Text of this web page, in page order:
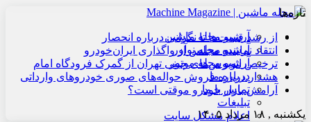
آرشیو مجله ماشین
آرشیو مجله نوآور
آرشیو مجله موتور
درباره ما
تماس با ما
تبلیغات
اعلام مشکل سایت
تازه‌ها
از رشد قیمت‌ها تا نگرانی درباره انحصار
انتقاد نماینده مجلس از واگذاری ایران‌خودرو
ترخیص اتوبوس‌های چینی تهران از گمرک فرودگاه امام
هشدار درباره فروش حواله‌های صوری خودروهای وارداتی
آرامش بازار خودرو موقتی است؟
یکشنبه , ۱۸ مرداد ۱۴۰۵